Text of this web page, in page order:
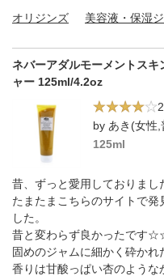
オリジンズ
美容液・保湿
ネバーアダルモーメントス
ャー 125ml/4.2oz
by あき(女性
125ml
昔、ずっと愛用しておりまし
たまたまこちらのサイトで発
した。
昔と変わらず良かったです
固めのジャムに細かく砕かれ
香りは甘酸っぱい杏のような